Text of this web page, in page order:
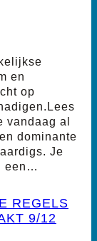
en
op
vandaag al
dominante
Je
een…
REGELS
9/12